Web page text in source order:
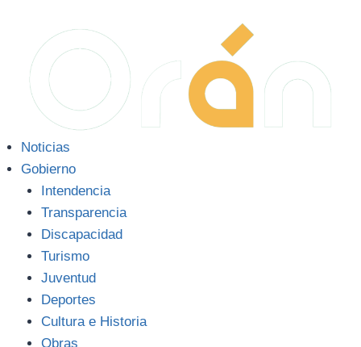
Noticias
Gobierno
Intendencia
Transparencia
Discapacidad
Turismo
Juventud
Deportes
Cultura e Historia
Obras